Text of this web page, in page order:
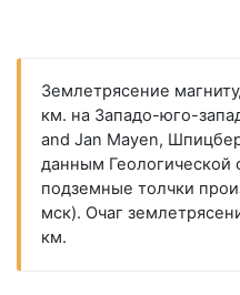
Землетрясение
км. на Западо-юго-
and Jan Mayen,
данным
подземные толчки
мск). Очаг
км.